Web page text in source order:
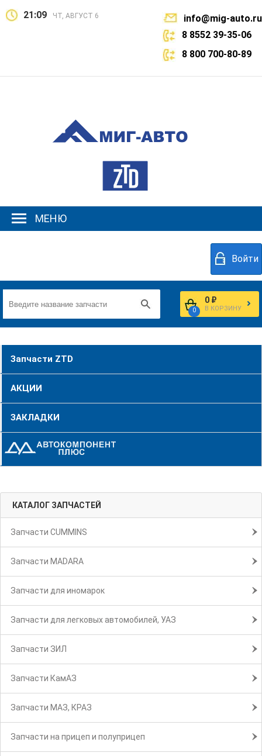
21:09 ЧТ, АВГУСТ 6
info@mig-auto.ru
8 8552 39-35-06
8 800 700-80-89
МЕНЮ
Войти
0
0 ₽
В КОРЗИНУ
Запчасти ZTD
АКЦИИ
ЗАКЛАДКИ
КАТАЛОГ ЗАПЧАСТЕЙ
Запчасти CUMMINS
Запчасти MADARA
Запчасти для иномарок
Запчасти для легковых автомобилей, УАЗ
Запчасти ЗИЛ
Запчасти КамАЗ
Запчасти МАЗ, КРАЗ
Запчасти на прицеп и полуприцеп